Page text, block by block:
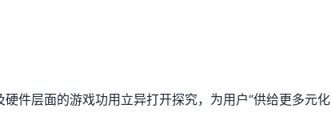
件层面的游戏功用立异打开探究，为用户“供给更多元化